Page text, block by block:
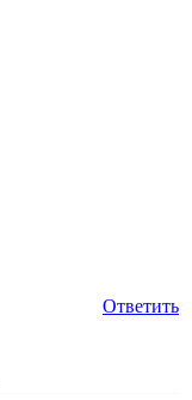
Ответить